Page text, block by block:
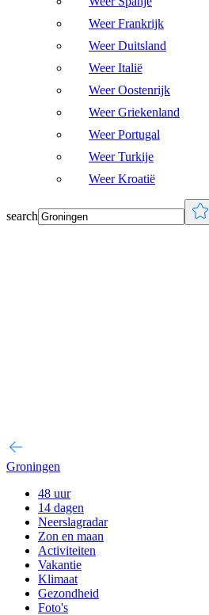
Weer Frankrijk
Weer Duitsland
Weer Italië
Weer Oostenrijk
Weer Griekenland
Weer Portugal
Weer Turkije
Weer Kroatië
search
Groningen
48 uur
14 dagen
Neerslagradar
Zon en maan
Activiteiten
Vakantie
Klimaat
Gezondheid
Foto's